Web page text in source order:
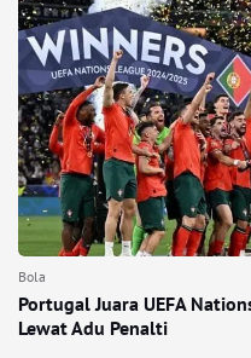
Bola
Portugal Juara UEFA
Lewat Adu Penalti